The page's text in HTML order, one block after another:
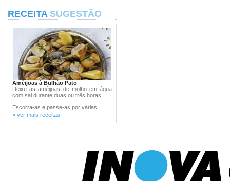
RECEITA SUGESTÃO
Amêijoas à Bulhão Pato
Deixe as amêijoas de molho em água
com sal durante duas ou três horas.
Escorra-as e passe-as por várias ...
» ver mais receitas